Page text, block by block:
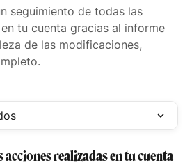
seguimiento de todas las
tu cuenta gracias al informe
de las modificaciones,
realizadas en tu cuenta